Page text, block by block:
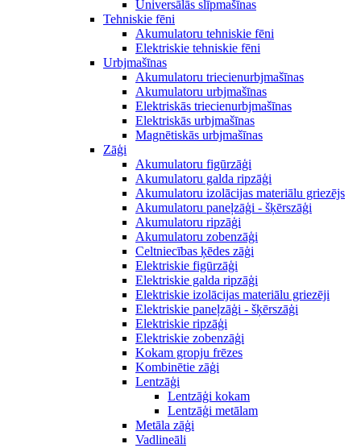
Universālās slīpmašīnas
Tehniskie fēni
Akumulatoru tehniskie fēni
Elektriskie tehniskie fēni
Urbjmašīnas
Akumulatoru triecienurbjmašīnas
Akumulatoru urbjmašīnas
Elektriskās triecienurbjmašīnas
Elektriskās urbjmašīnas
Magnētiskās urbjmašīnas
Zāģi
Akumulatoru figūrzāģi
Akumulatoru galda ripzāģi
Akumulatoru izolācijas materiālu griezējs
Akumulatoru paneļzāģi - šķērszāģi
Akumulatoru ripzāģi
Akumulatoru zobenzāģi
Celtniecības ķēdes zāģi
Elektriskie figūrzāģi
Elektriskie galda ripzāģi
Elektriskie izolācijas materiālu griezēji
Elektriskie paneļzāģi - šķērszāģi
Elektriskie ripzāģi
Elektriskie zobenzāģi
Kokam gropju frēzes
Kombinētie zāģi
Lentzāģi
Lentzāģi kokam
Lentzāģi metālam
Metāla zāģi
Vadlineāli